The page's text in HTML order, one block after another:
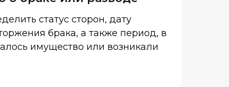
статус сторон, дату
брака, а также период, в
имущество или возникали